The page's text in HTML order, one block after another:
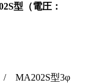
型（電圧：
/ MA202S型3φ